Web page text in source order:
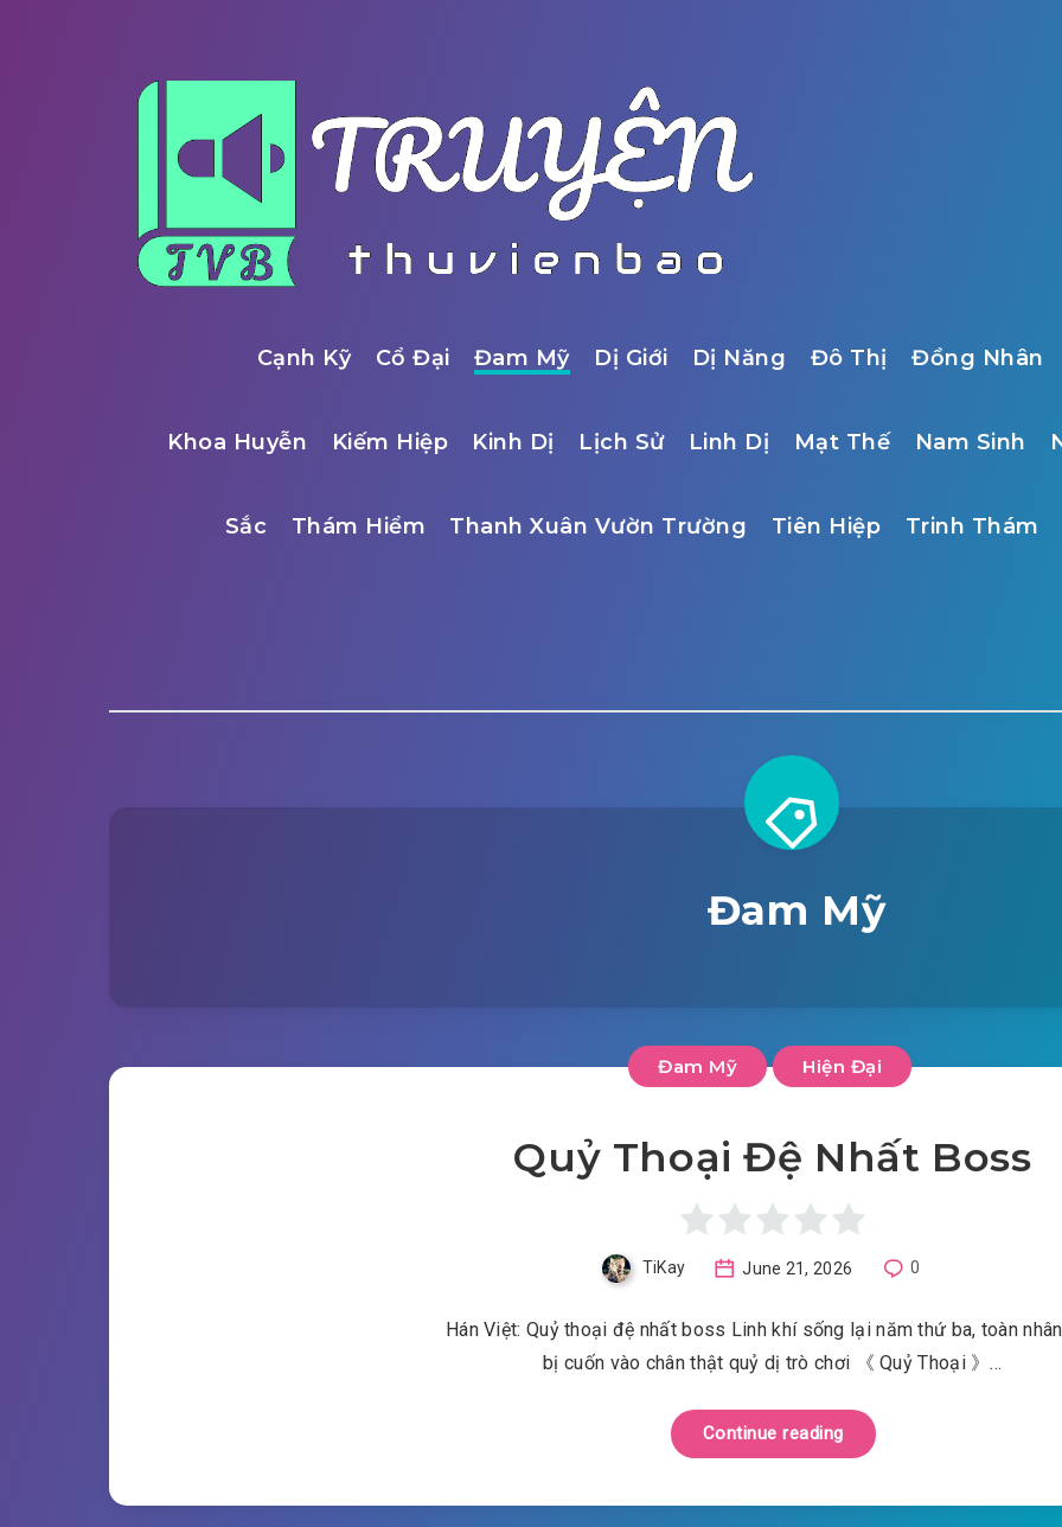
Cạnh Kỹ Cổ Đại Đam Mỹ Dị Giới Dị Năng Đô Thị Đồng Nhân
Khoa Huyễn Kiếm Hiệp Kinh Dị Lịch Sử Linh Dị Mạt Thế Nam Sinh
Sắc Thám Hiểm Thanh Xuân Vườn Trường Tiên Hiệp Trinh Thám
Đam Mỹ
Đam Mỹ Hiện Đại
Quỷ Thoại Đệ Nhất Boss
TiKay June 21, 2026 0
Hán Việt: Quỷ thoại đệ nhất boss Linh khí sống lại năm thứ ba, toàn
bị cuốn vào chân thật quỷ dị trò chơi 《 Quỷ Thoại 》…
Continue reading